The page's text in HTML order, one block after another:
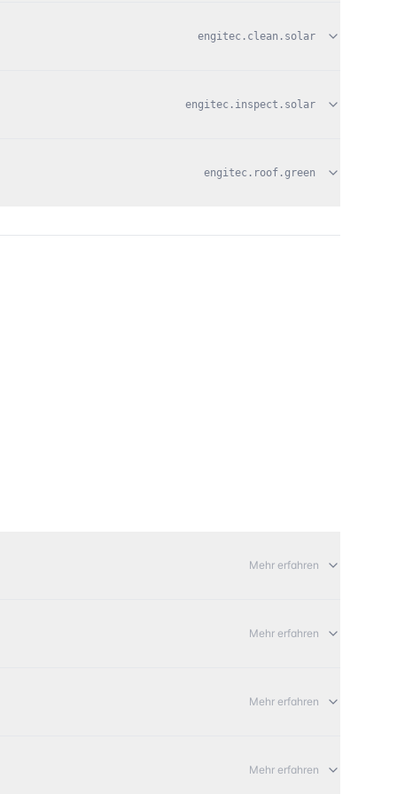
engitec.clean.solar
engitec.inspect.solar
engitec.roof.green
Mehr erfahren
Mehr erfahren
Mehr erfahren
Mehr erfahren